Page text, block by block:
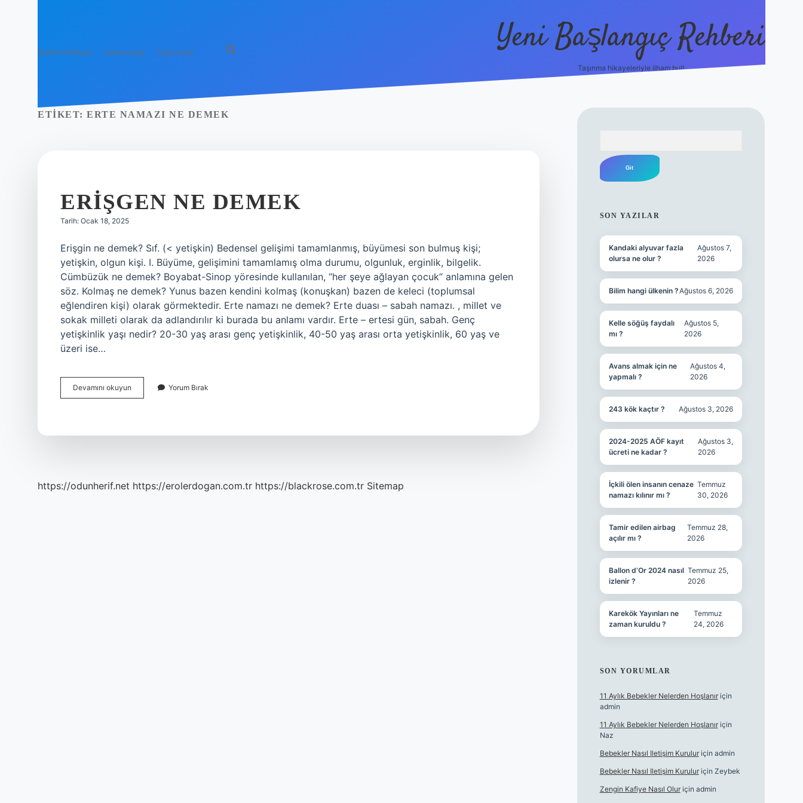
Gizlilik Politikası Hakkımızda Yasal Uyarı Yeni Başlangıç Rehberi
Taşınma hikayeleriyle ilham bul!
ETIKET: ERTE NAMAZI NE DEMEK
ERIŞGEN NE DEMEK
Tarih: Ocak 18, 2025
Erişgin ne demek? Sıf. (< yetişkin) Bedensel gelişimi tamamlanmış, büyümesi son bulmuş kişi;
yetişkin, olgun kişi. I. Büyüme, gelişimini tamamlamış olma durumu, olgunluk, erginlik, bilgelik.
Cümbüzük ne demek? Boyabat-Sinop yöresinde kullanılan, “her şeye ağlayan çocuk” anlamına gelen
söz. Kolmaş ne demek? Yunus bazen kendini kolmaş (konuşkan) bazen de keleci (toplumsal
eğlendiren kişi) olarak görmektedir. Erte namazı ne demek? Erte duası – sabah namazı. , millet ve
sokak milleti olarak da adlandırılır ki burada bu anlamı vardır. Erte – ertesi gün, sabah. Genç
yetişkinlik yaşı nedir? 20-30 yaş arası genç yetişkinlik, 40-50 yaş arası orta yetişkinlik, 60 yaş ve
üzeri ise…
Devamını okuyun
Ne
Yorum Bırak
https://odunherif.net https://erolerdogan.com.tr https://blackrose.com.tr Sitemap
SON YAZILAR
Kandaki alyuvar fazla
olursa ne olur ?
Ağustos 7,
2026
Bilim hangi ülkenin ?Ağustos 6, 2026
Kelle söğüş faydalı
mı ?
Ağustos 5,
2026
Avans almak için ne
yapmalı ?
Ağustos 4,
2026
243 kök kaçtır ? Ağustos 3, 2026
2024-2025 AÖF kayıt
ücreti ne kadar ?
Ağustos 3,
2026
İçkili ölen insanın cenaze
namazı kılınır mı ?
Temmuz
30, 2026
Tamir edilen airbag
açılır mı ?
Temmuz 28,
2026
Ballon d’Or 2024 nasıl
izlenir ?
Temmuz 25,
2026
Karekök Yayınları ne
zaman kuruldu ?
Temmuz
24, 2026
SON YORUMLAR
11 Aylık Bebekler Nelerden Hoşlanıriçin
admin
11 Aylık Bebekler Nelerden Hoşlanıriçin
Naz
Bebekler Nasıl Iletişim Kuruluriçin admin
Bebekler Nasıl Iletişim Kuruluriçin Zeybek
Zengin Kafiye Nasıl Oluriçin admin
ilbet yeni giriş